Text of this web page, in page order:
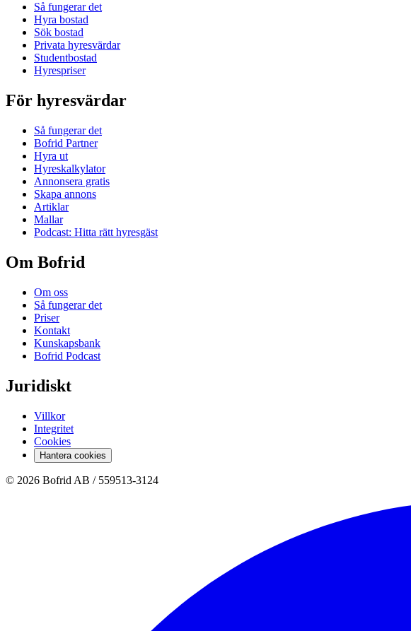
Så fungerar det
Hyra bostad
Sök bostad
Privata hyresvärdar
Studentbostad
Hyrespriser
För hyresvärdar
Så fungerar det
Bofrid Partner
Hyra ut
Hyreskalkylator
Annonsera gratis
Skapa annons
Artiklar
Mallar
Podcast: Hitta rätt hyresgäst
Om Bofrid
Om oss
Så fungerar det
Priser
Kontakt
Kunskapsbank
Bofrid Podcast
Juridiskt
Villkor
Integritet
Cookies
Hantera cookies
© 2026 Bofrid AB / 559513-3124